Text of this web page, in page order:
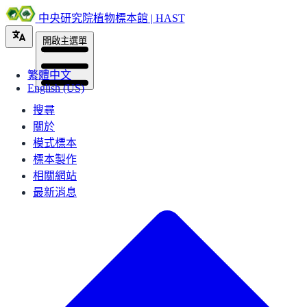
中央研究院植物標本館 | HAST
繁體中文
English (US)
開啟主選單
搜尋
關於
模式標本
標本製作
相關網站
最新消息